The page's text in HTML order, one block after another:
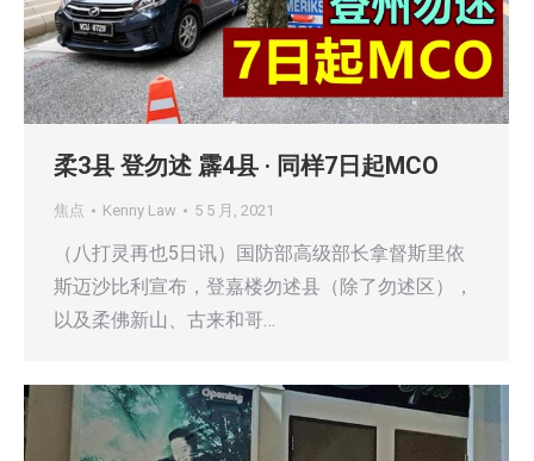
柔3县 登勿述 霹4县 · 同样7日起MCO
焦点 Kenny Law 5 5 月, 2021
（八打灵再也5日讯）国防部高级部长拿督斯里依
斯迈沙比利宣布，登嘉楼勿述县（除了勿述区），
以及柔佛新山、古来和哥…